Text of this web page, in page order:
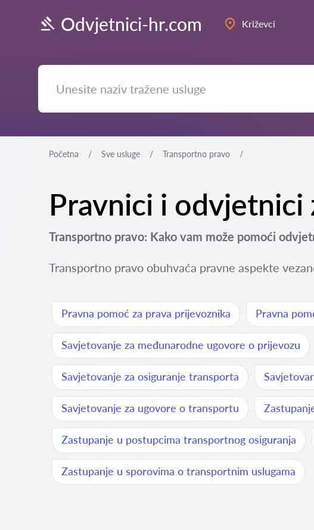
Odvjetnici-hr.com Križevci
Početna Sve usluge Transportno pravo
Pravnici i
Transportno pravo: Kako vam može pomoći
Transportno pravo obuhvaća pravne aspekte
Pravna pomoć za prava prijevoznika Pravna
Savjetovanje za međunarodne ugovore o prijevozu
Savjetovanje za osiguranje transporta
Savjetovanje za ugovore o transportu
Zastupanje u postupcima transportnog osiguranja
Zastupanje u sporovima o transportnim uslugama